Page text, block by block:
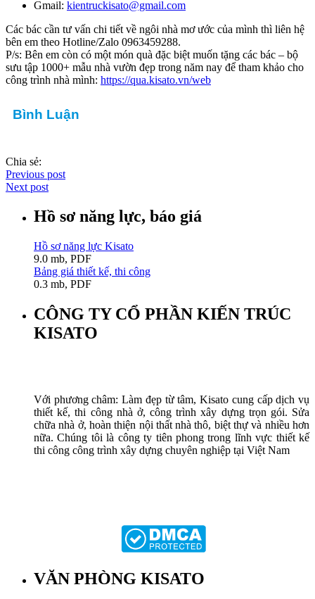
Gmail: kientruckisato@gmail.com
Các bác cần tư vấn chi tiết về ngôi nhà mơ ước của mình thì liên hệ
bên em theo Hotline/Zalo 0963459288.
P/s: Bên em còn có một món quà đặc biệt muốn tặng các bác – bộ
sưu tập 1000+ mẫu nhà vườn đẹp trong năm nay để tham khảo cho
công trình nhà mình: https://qua.kisato.vn/web
Bình Luận
Chia sẻ:
Previous post
Next post
Hồ sơ năng lực, báo giá
Hồ sơ năng lực Kisato
9.0 mb, PDF
Bảng giá thiết kế, thi công
0.3 mb, PDF
CÔNG TY CỔ PHẦN KIẾN TRÚC
KISATO
Với phương châm: Làm đẹp từ tâm, Kisato cung cấp dịch vụ
thiết kế, thi công nhà ở, công trình xây dựng trọn gói. Sửa
chữa nhà ở, hoàn thiện nội thất nhà thô, biệt thự và nhiều hơn
nữa. Chúng tôi là công ty tiên phong trong lĩnh vực thiết kế
thi công công trình xây dựng chuyên nghiệp tại Việt Nam
VĂN PHÒNG KISATO